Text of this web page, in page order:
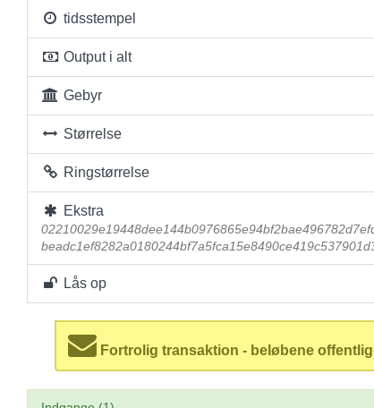
tidsstempel
Output i alt
Gebyr
Størrelse
Ringstørrelse
Ekstra
Lås op
Fortrolig transaktion - beløbene